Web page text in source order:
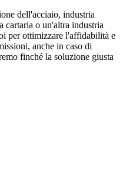
dell'acciaio, industria
cartaria o un'altra industria
per ottimizzare l'affidabilità e
anche in caso di
finché la soluzione giusta